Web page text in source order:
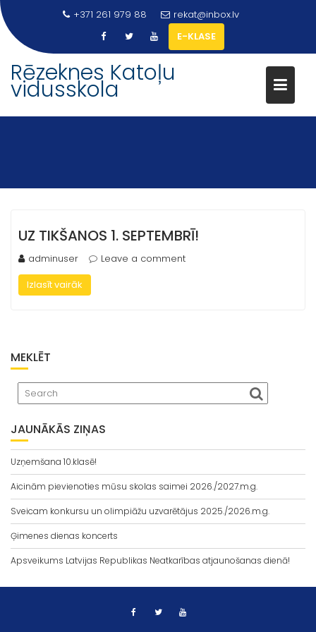
Skip
to
content
+371 261 979 88
rekat@inbox.lv
E-KLASE
Rēzeknes Katoļu
vidusskola
UZ TIKŠANOS 1. SEPTEMBRĪ!
adminuser
Leave a comment
Izlasīt vairāk
MEKLĒT
JAUNĀKĀS ZIŅAS
Uzņemšana 10.klasē!
Aicinām pievienoties mūsu skolas saimei 2026./2027.m.g.
Sveicam konkursu un olimpiāžu uzvarētājus 2025./2026.m.g.
Ģimenes dienas koncerts
Apsveikums Latvijas Republikas Neatkarības atjaunošanas dienā!